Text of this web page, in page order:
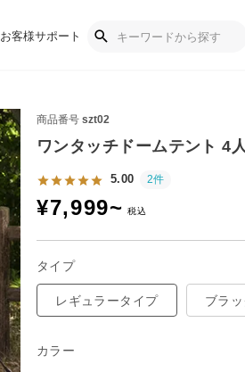
お客様サポート
商品番号 szt02
ワンタッチドームテント 4
5.00 2件
¥7,999~
タイプ
レギュラータイプ ブラ
カラー